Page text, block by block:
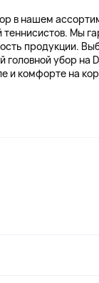
в нашем
теннисистов. Мы
продукции.
головной убор на
и комфорте на